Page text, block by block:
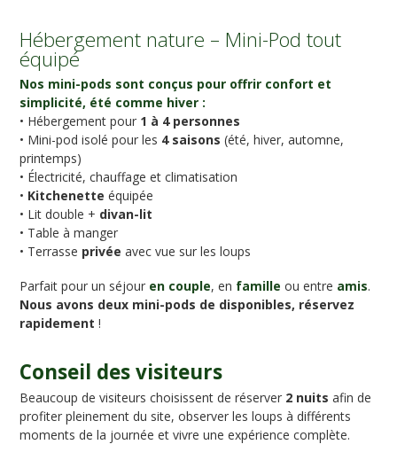
Hébergement nature – Mini-Pod tout
équipé
Nos mini-pods sont conçus pour offrir confort et
simplicité, été comme hiver :
• Hébergement pour 1 à 4 personnes
• Mini-pod isolé pour les 4 saisons (été, hiver, automne,
printemps)
• Électricité, chauffage et climatisation
• Kitchenette équipée
• Lit double + divan-lit
• Table à manger
• Terrasse privée avec vue sur les loups
Parfait pour un séjour en couple, en famille ou entre amis.
Nous avons deux mini-pods de disponibles, réservez
rapidement !
Conseil des visiteurs
Beaucoup de visiteurs choisissent de réserver2 nuits afin de
profiter pleinement du site, observer les loups à différents
moments de la journée et vivre une expérience complète.